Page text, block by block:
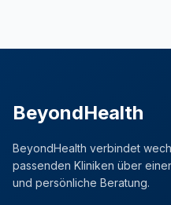
BeyondHealth
BeyondHealth verbindet
passenden Kliniken über
und persönliche Beratung.